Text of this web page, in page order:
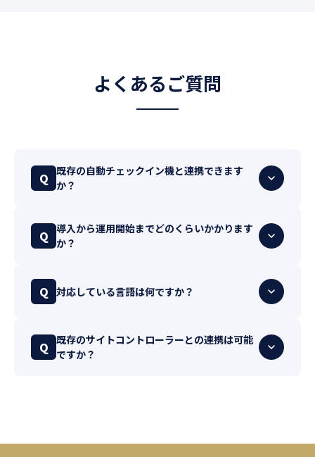
よくあるご質問
Q 既存の自動チェックイン機と連携できます
か？
Q 導入から運用開始までどのくらいかかります
か？
Q 対応している言語は何ですか？
Q 既存のサイトコントローラーとの連携は可能
ですか？